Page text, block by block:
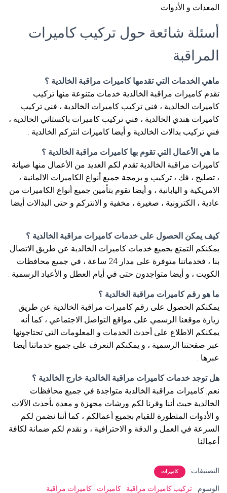
المعدات و الأدوات .
أسئلة شائعة حول تركيب كاميرات
المراقبة
ماهي الخدمات التي تقدمها كاميرات مراقبة الخالدية ؟
تقدم كاميرات مراقبة الخالدية خدمات متنوعة منها تركيب
كاميرات الخالدية ، فني تركيب كاميرات الخالدية ، فني تركيب
كاميرات هندي الخالدية ، فني تركيب كاميرات باكستاني الخالدية ،
فني تركيب بدالات الخالدية و أيضا كاميرات انتركم الخالدية .
ما هي الأعمال التي تقوم بها كاميرات مراقبة الخالدية ؟
كاميرات مراقبة الخالدية تقدم لكم العديد من الأعمال منها صيانة
، تصليح ، فك ، تركيب و برمجة جميع أنواع الكاميرات الالمانية ،
الامريكية و اليابانية ، و أيضا تقوم بتأمين جميع أنواع الكاميرات من
عادية ، الكترونية ، صغيرة ، مخفية و الانتركم و حتى البدالات أيضا
.
كيف يمكن الحصول على خدمات كاميرات مراقبة الخالدية ؟
يمكنكم التمتع بجميع خدمات كاميرات الخالدية عن طريق الاتصال
بنا ، فخدماتنا متوفرة على مدار 24 ساعة ، في جميع محافظات
الكويت ، و أيضا متواجدون حتى في أيام العطل و الأعياد الرسمية .
ما هو رقم كاميرات مراقبة الخالدية ؟
يمكنكم الحصول على رقم كاميرات مراقبة الخالدية عن طريق
زيارة موقعنا الرسمي على مواقع التواصل الاجتماعي ، كما أنه
يمكنكم الاطلاع على أحدث الخدمات و المعلومات التي تحتاجونها
عبر صفحتنا الرسمية ، و يمكنكم التعرف على جميع خدماتنا أيضا
عبرها .
هل توجد خدمات كاميرات مراقبة الخالدية خارج الخالدية ؟
نعم, كاميرات مراقبة الخالدية متواجدة في جميع محافظات
الخالدية حيث أننا وفرنا لكم ورشات مجهزة و معدة بأحدث الآلات
و الأدوات المتطورة للقيام بجميع أعمالكم ، كما أننا نضمن لكم
السرعة في العمل و الدقة و الاحترافية ، و نقدم لكم ضمانة لكافة
أعمالنا .
التصنيفات: كاميرات
الوسوم: تركيب كاميرات مراقبة كاميرات
كاميرات مراقبة